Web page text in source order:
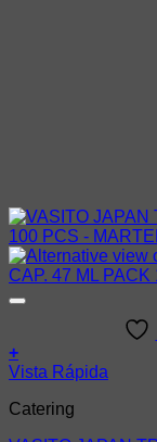
+
Vista Rápida
Catering